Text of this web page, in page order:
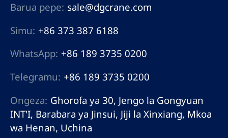
Barua pepe: sale@dgcrane.com
Simu: +86 373 387 6188
WhatsApp: +86 189 3735 0200
Telegramu: +86 189 3735 0200
Ongeza: Ghorofa ya 30, Jengo la Gongyuan
INT'I, Barabara ya Jinsui, Jiji la Xinxiang, Mkoa
wa Henan, Uchina